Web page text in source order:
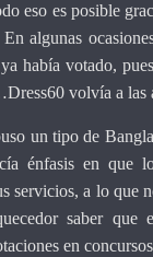
eso es posible
algunas
había votado,
volvía a las
un tipo de
énfasis en que
servicios, a lo que
saber que
en